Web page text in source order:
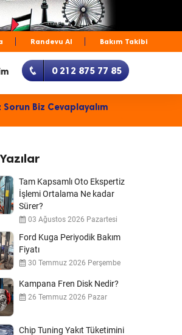
Randevu Al Bakım Takibi
0 212 875 77 85
Sorun Biz Cevaplayalım
Tam Kapsamlı Oto Ekspertiz
İşlemi Ortalama Ne kadar
Sürer?
03 Ağustos 2026 Pazartesi
Ford Kuga Periyodik Bakım
Fiyatı
30 Temmuz 2026 Perşembe
Kampana Fren Disk Nedir?
26 Temmuz 2026 Pazar
Chip Tuning Yakıt Tüketimini